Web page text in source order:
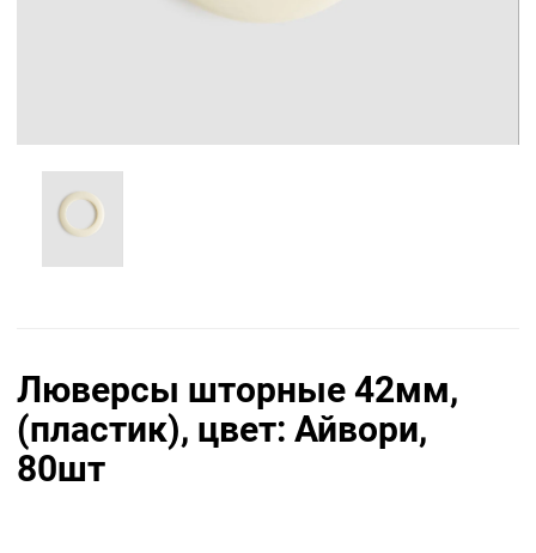
Люверсы шторные 42мм,
(пластик), цвет: Айвори,
80шт